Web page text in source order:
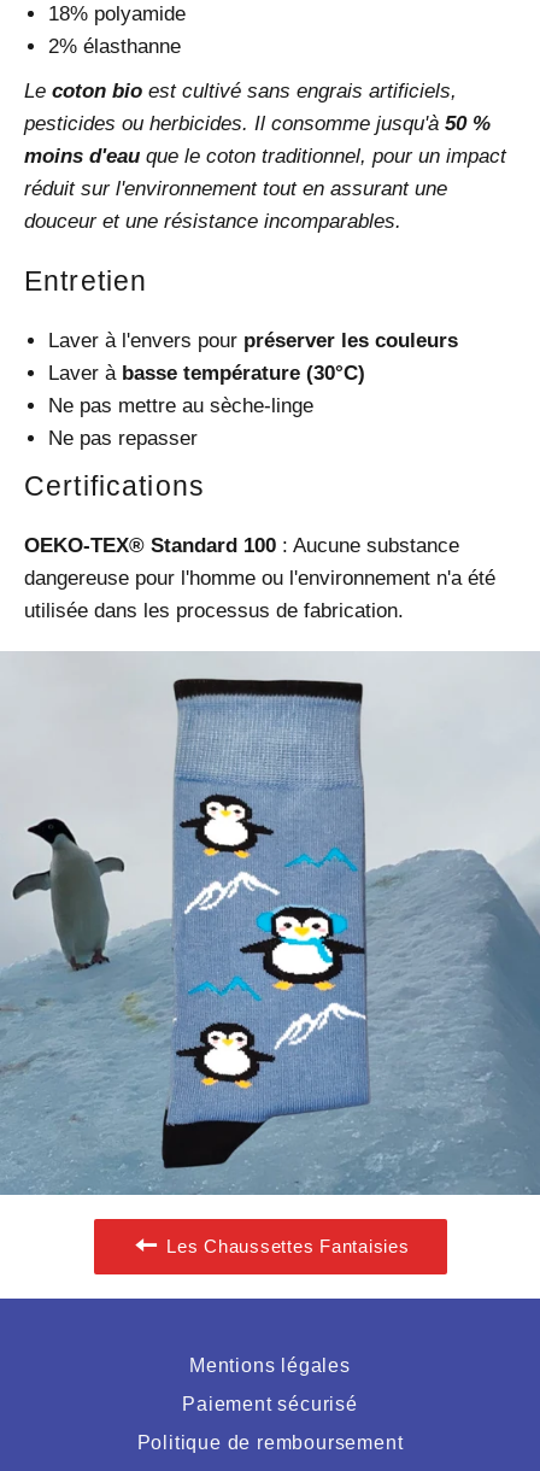
18% polyamide
2% élasthanne
Le coton bio est cultivé sans engrais artificiels,
pesticides ou herbicides. Il consomme jusqu'à 50 %
moins d'eau que le coton traditionnel, pour un impact
réduit sur l'environnement tout en assurant une
douceur et une résistance incomparables.
Entretien
Laver à l'envers pour préserver les couleurs
Laver à basse température (30°C)
Ne pas mettre au sèche-linge
Ne pas repasser
Certifications
OEKO-TEX® Standard 100 : Aucune substance
dangereuse pour l'homme ou l'environnement n'a été
utilisée dans les processus de fabrication.
Les Chaussettes Fantaisies
Mentions légales
Paiement sécurisé
Politique de remboursement